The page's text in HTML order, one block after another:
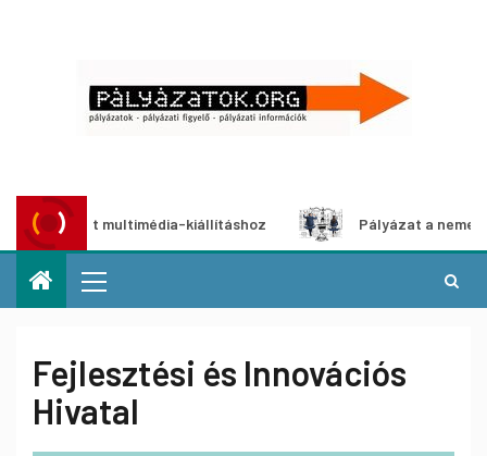
multimédia-kiállításhoz Pályázat a nemek
Fejlesztési és Innovációs
Hivatal